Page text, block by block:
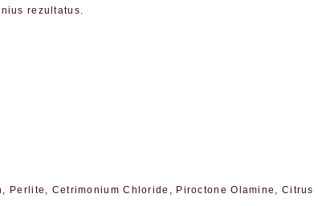
rezultatus.
Perlite, Cetrimonium Chloride, Piroctone Olamine,